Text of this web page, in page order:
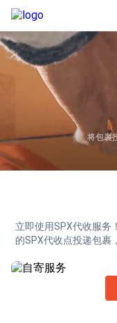
将包裹
立即使用SPX代收服务
的SPX代收点投递包裹